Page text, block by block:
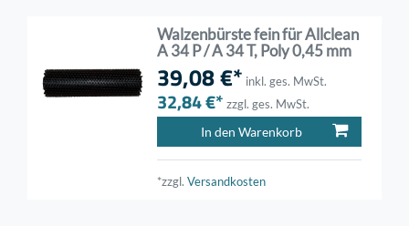
Walzenbürste fein für Allclean
A 34 P / A 34 T, Poly 0,45 mm
39,08 €* inkl. ges. MwSt.
32,84 €* zzgl. ges. MwSt.
In den Warenkorb
*zzgl.Versandkosten